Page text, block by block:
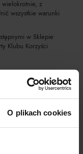
O plikach cookies
wielokrotnie, z
wszystkie warunki
w Sklepie
Klubu Korzyści
reklamacje
przez
i miejsce zdarzenia,